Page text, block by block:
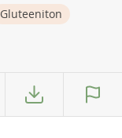
Gluteeniton